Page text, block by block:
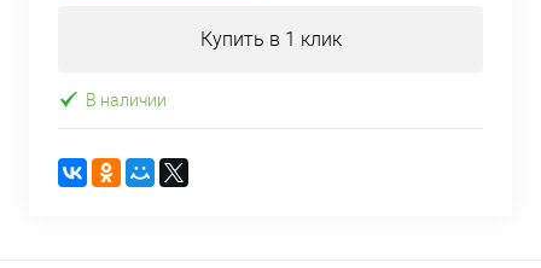
Купить в 1 клик
В наличии